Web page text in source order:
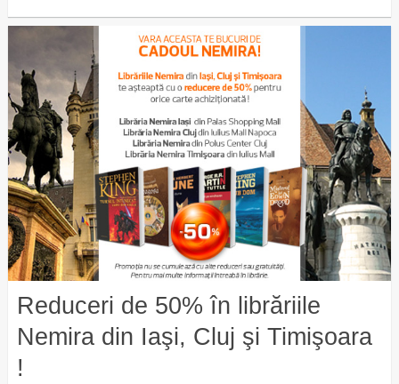
Reduceri de 50% în librăriile
Nemira din Iaşi, Cluj şi Timişoara
!